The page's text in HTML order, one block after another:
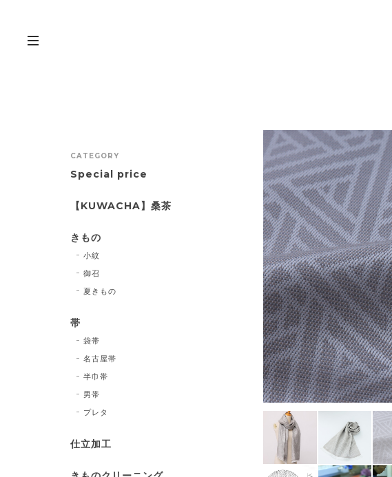
CATEGORY
Special price
【KUWACHA】桑茶
きもの
小紋
御召
夏きもの
帯
袋帯
名古屋帯
半巾帯
男帯
プレタ
仕立加工